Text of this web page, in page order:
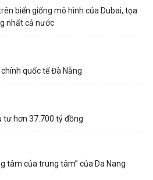
biển giống mô hình của Dubai, tọa
nhất cả nước
quốc tế Đà Nẵng
tư hơn 37.700 tỷ đồng
tâm của trung tâm” của Da Nang